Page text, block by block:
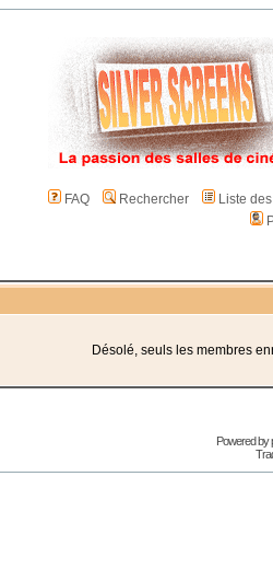
FAQ Rechercher
Liste
Désolé, seuls les membres
Powered by